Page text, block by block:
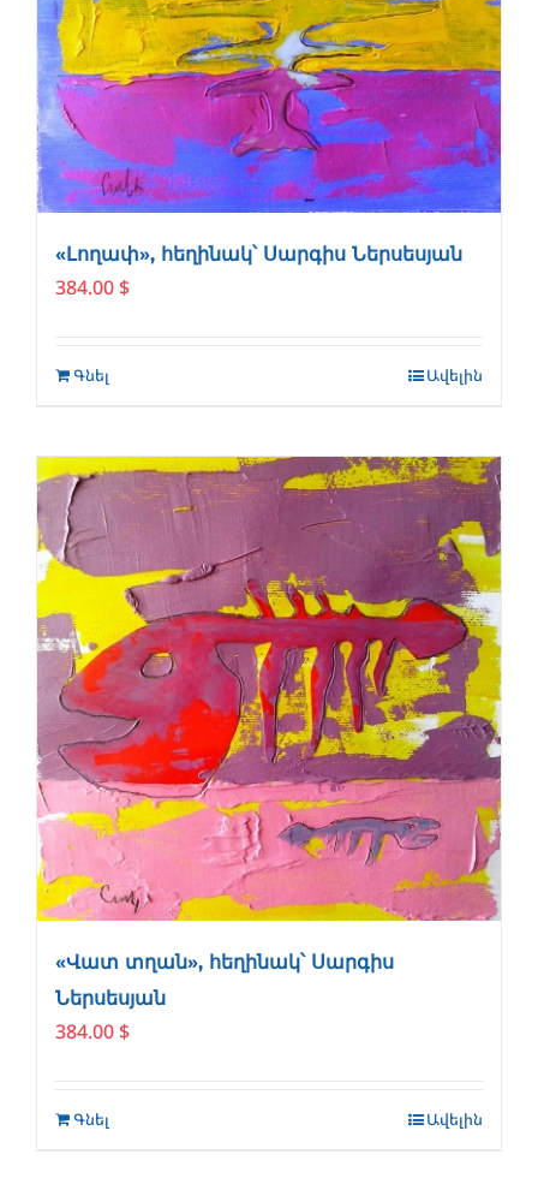
«Լողափ», հեղինակ՝ Սարգիս Ներսեսյան
384.00 $
Գնել Ավելին
«Վատ տղան», հեղինակ՝ Սարգիս
Ներսեսյան
384.00 $
Գնել Ավելին